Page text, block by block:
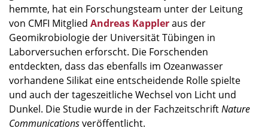
hemmte, hat ein Forschungsteam unter der Leitung
von CMFI Mitglied Andreas Kappleraus der
Geomikrobiologie der Universität Tübingen in
Laborversuchen erforscht. Die Forschenden
entdeckten, dass das ebenfalls im Ozeanwasser
vorhandene Silikat eine entscheidende Rolle spielte
und auch der tageszeitliche Wechsel von Licht und
Dunkel. Die Studie wurde in der FachzeitschriftNature
Communicationsveröffentlicht.